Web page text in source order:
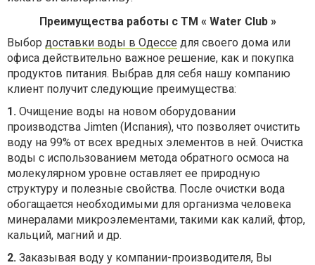
Преимущества работы с ТМ « Water Club »
Выбор доставки воды в Одессе для своего дома или
офиса действительно важное решение, как и покупка
продуктов питания. Выбрав для себя нашу компанию
клиент получит следующие преимущества:
1. Очищение воды на новом оборудовании
производства Jimten (Испания), что позволяет очистить
воду на 99% от всех вредных элементов в ней. Очистка
воды с использованием метода обратного осмоса на
молекулярном уровне оставляет ее природную
структуру и полезные свойства. После очистки вода
обогащается необходимыми для организма человека
минералами микроэлементами, такими как калий, фтор,
кальций, магний и др.
2. Заказывая воду у компании-производителя, Вы